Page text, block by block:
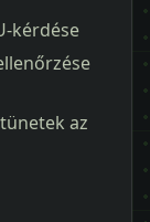
kérdése
az